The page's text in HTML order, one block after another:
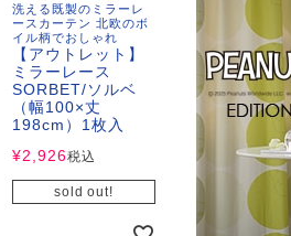
洗える既製のミラーレ
ースカーテン 北欧のボ
イル柄でおしゃれ
【アウトレット】
ミラーレース
SORBET/ソルベ
（幅100×丈
198cm）1枚入
¥2,926税込
sold out!